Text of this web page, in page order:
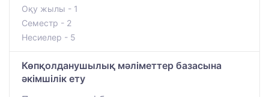
Оқу жылы - 1
Семестр - 2
Несиелер - 5
Көпқолданушылық мәліметтер базасына
әкімшілік ету